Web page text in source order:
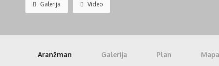
Galerija Video
Aranžman Galerija Plan Mapa